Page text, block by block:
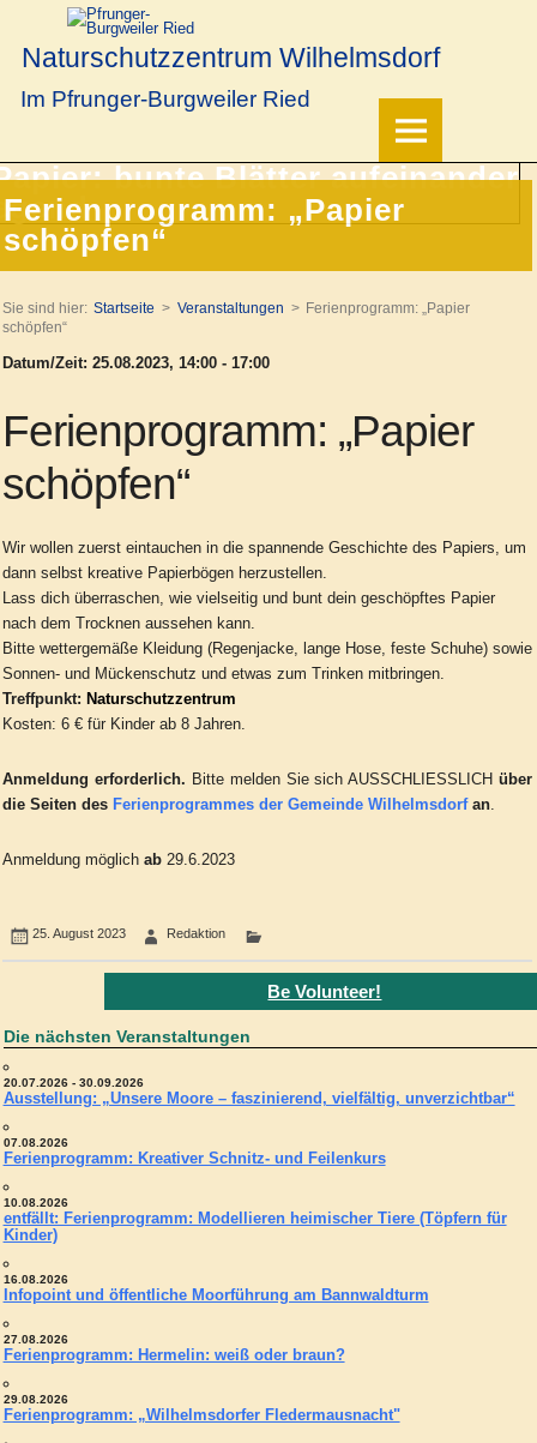
Naturschutzzentrum Wilhelmsdorf
Im Pfrunger-Burgweiler Ried
Ferienprogramm: „Papier
schöpfen“
Sie sind hier: Startseite Veranstaltungen
Ferienprogramm: „Papier
schöpfen“
Datum/Zeit: 25.08.2023, 14:00 - 17:00
Ferienprogramm: „Papier
schöpfen“
Wir wollen zuerst eintauchen in die spannende Geschichte des Papiers, um
dann selbst kreative Papierbögen herzustellen.
Lass dich überraschen, wie vielseitig und bunt dein geschöpftes Papier
nach dem Trocknen aussehen kann.
Bitte wettergemäße Kleidung (Regenjacke, lange Hose, feste Schuhe) sowie
Sonnen- und Mückenschutz und etwas zum Trinken mitbringen.
Treffpunkt: Naturschutzzentrum
Kosten: 6 € für Kinder ab 8 Jahren.
Anmeldung erforderlich. Bitte melden Sie sich AUSSCHLIESSLICH über
die Seiten des Ferienprogrammes der Gemeinde Wilhelmsdorfan.
Anmeldung möglich ab29.6.2023
25. August 2023 Redaktion
Be Volunteer!
Die nächsten Veranstaltungen
20.07.2026 - 30.09.2026
Ausstellung: „Unsere Moore – faszinierend, vielfältig, unverzichtbar“
07.08.2026
Ferienprogramm: Kreativer Schnitz- und Feilenkurs
10.08.2026
entfällt: Ferienprogramm: Modellieren heimischer Tiere (Töpfern für
Kinder)
16.08.2026
Infopoint und öffentliche Moorführung am Bannwaldturm
27.08.2026
Ferienprogramm: Hermelin: weiß oder braun?
29.08.2026
Ferienprogramm: „Wilhelmsdorfer Fledermausnacht"